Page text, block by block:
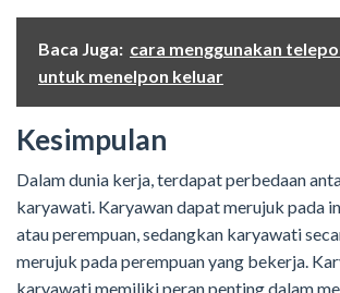
Baca Juga: cara menggunakan
untuk menelpon keluar
Kesimpulan
Dalam dunia kerja, terdapat perbedaan
karyawati. Karyawan dapat merujuk pada
atau perempuan, sedangkan karyawati
merujuk pada perempuan yang bekerja.
karyawati memiliki peran penting dalam